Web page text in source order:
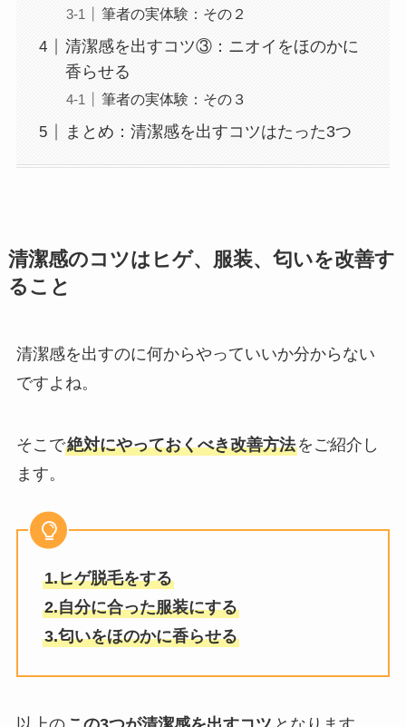
筆者の実体験：その２
清潔感を出すコツ③：ニオイをほのかに
香らせる
筆者の実体験：その３
まとめ：清潔感を出すコツはたった3つ
清潔感のコツはヒゲ、服装、匂いを改善す
ること
清潔感を出すのに何からやっていいか分からない
ですよね。
そこで絶対にやっておくべき改善方法をご紹介し
ます。
1.ヒゲ脱毛をする
2.自分に合った服装にする
3.匂いをほのかに香らせる